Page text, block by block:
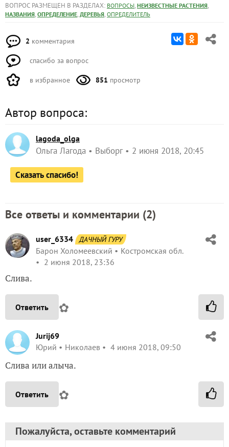
ВОПРОС РАЗМЕЩЕН В РАЗДЕЛАХ: ВОПРОСЫ, НЕИЗВЕСТНЫЕ РАСТЕНИЯ,
НАЗВАНИЯ, ОПРЕДЕЛЕНИЕ, ДЕРЕВЬЯ, ОПРЕДЕЛИТЕЛЬ
2 комментария
спасибо за вопрос
в избранное 851 просмотр
Автор вопроса:
lagoda_olga
Ольга Лагода Выборг 2 июня 2018, 20:45
Сказать спасибо!
Все ответы и комментарии (2)
user_6334 ДАЧНЫЙ ГУРУ
Барон Холомеевский
Костромская обл.
2 июня 2018, 23:36
Слива.
Ответить ✿
Jurij69
Юрий
Николаев 4 июня 2018, 09:50
Слива или алыча.
Ответить ✿
Пожалуйста, оставьте комментарий